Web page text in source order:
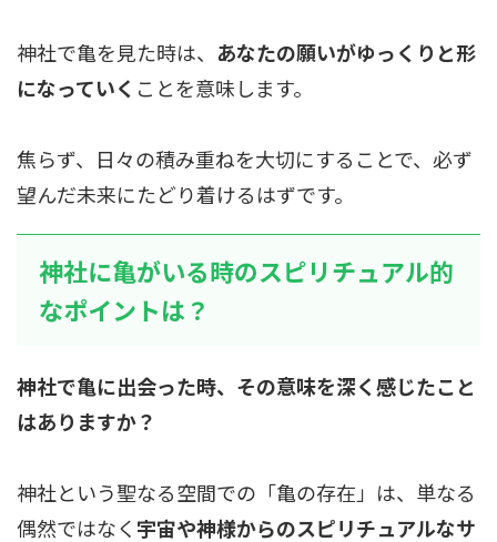
神社で亀を見た時は、 あなたの願いがゆっくりと形
になっていく ことを意味します。
焦らず、日々の積み重ねを大切にすることで、必ず
望んだ未来にたどり着けるはずです。
神社に亀がいる時のスピリチュアル的
なポイントは？
神社で亀に出会った時、その意味を深く感じたこと
はありますか？
神社という聖なる空間での「亀の存在」は、単なる
偶然ではなく 宇宙や神様からのスピリチュアルなサ